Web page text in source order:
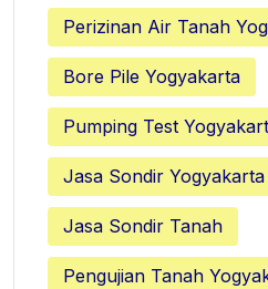
Perizinan Air Tanah
Bore Pile Yogyakarta
Pumping Test
Jasa Sondir Yogyakarta
Jasa Sondir Tanah
Pengujian Tanah